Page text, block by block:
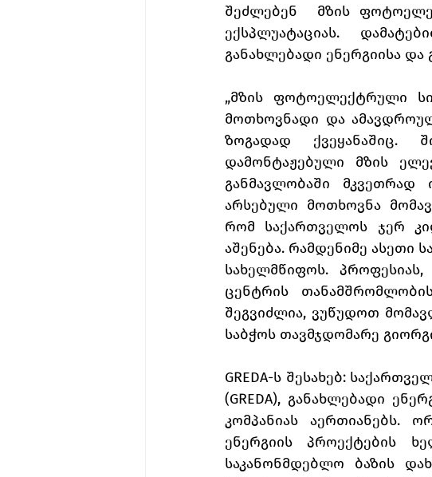
შეძლებენ  მზის
ექსპლუატაციას.
განახლებადი ენერგიისა
„მზის ფოტოელექტრული
მოთხოვნადი და
ზოგადად ქვეყანაშიც.
დამონტაჟებული მზის
განმავლობაში
არსებული მოთხოვნა
რომ საქართველოს ჯერ
აშენება. რამდენიმე ასეთი
სახელმწიფოს.
ცენტრის
შეგვიძლია, ვუწუდოთ
საბჭოს თავმჯდომარე
GREDA-ს შესახებ:
(GREDA), განახლებადი
კომპანიას აერთიანებს.
ენერგიის პროექტების
საკანონმდებლო ბაზის